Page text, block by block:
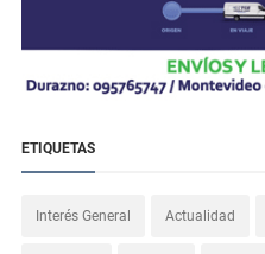
ETIQUETAS
Interés General Actualidad